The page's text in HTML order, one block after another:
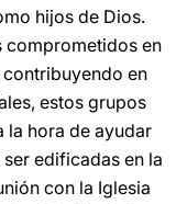
hijos de Dios.
comprometidos en
en
estos grupos
la hora de ayudar
edificadas en la
con la Iglesia